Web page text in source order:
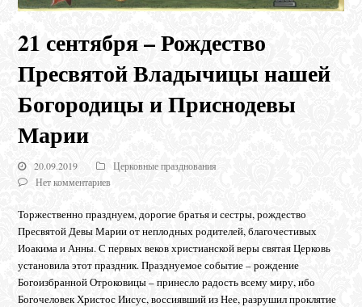
21 сентября – Рождество
Пресвятой Владычицы нашей
Богородицы и Приснодевы
Марии
20.09.2019
Церковные празднования
Нет комментариев
Торжественно празднуем, дорогие братья и сестры, рождество
Пресвятой Девы Марии от неплодных родителей, благочестивых
Иоакима и Анны. С первых веков христианской веры святая Церковь
установила этот праздник. Празднуемое событие – рождение
Богоизбранной Отроковицы – принесло радость всему миру, ибо
Богочеловек Христос Иисус, воссиявший из Нее, разрушил проклятие